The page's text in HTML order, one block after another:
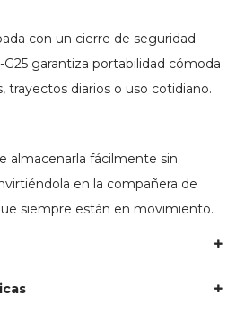
con un cierre de seguridad
garantiza portabilidad cómoda
trayectos diarios o uso cotidiano.
almacenarla fácilmente sin
en la compañera de
siempre están en movimiento.